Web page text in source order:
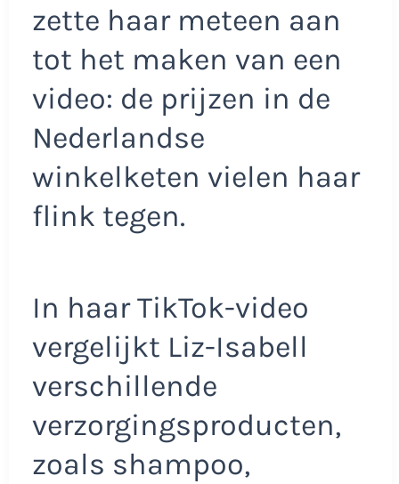
zette haar meteen aan
tot het maken van een
video: de prijzen in de
Nederlandse
winkelketen vielen haar
flink tegen.
In haar TikTok-video
vergelijkt Liz-Isabell
verschillende
verzorgingsproducten,
zoals shampoo,